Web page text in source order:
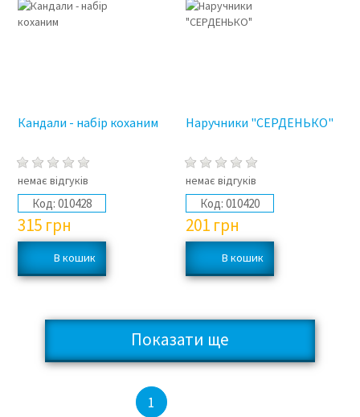
Кандали - набір коханим
немає відгуків
Код: 010428
315 грн
Наручники "СЕРДЕНЬКО"
немає відгуків
Код: 010420
201 грн
Показати ще
1